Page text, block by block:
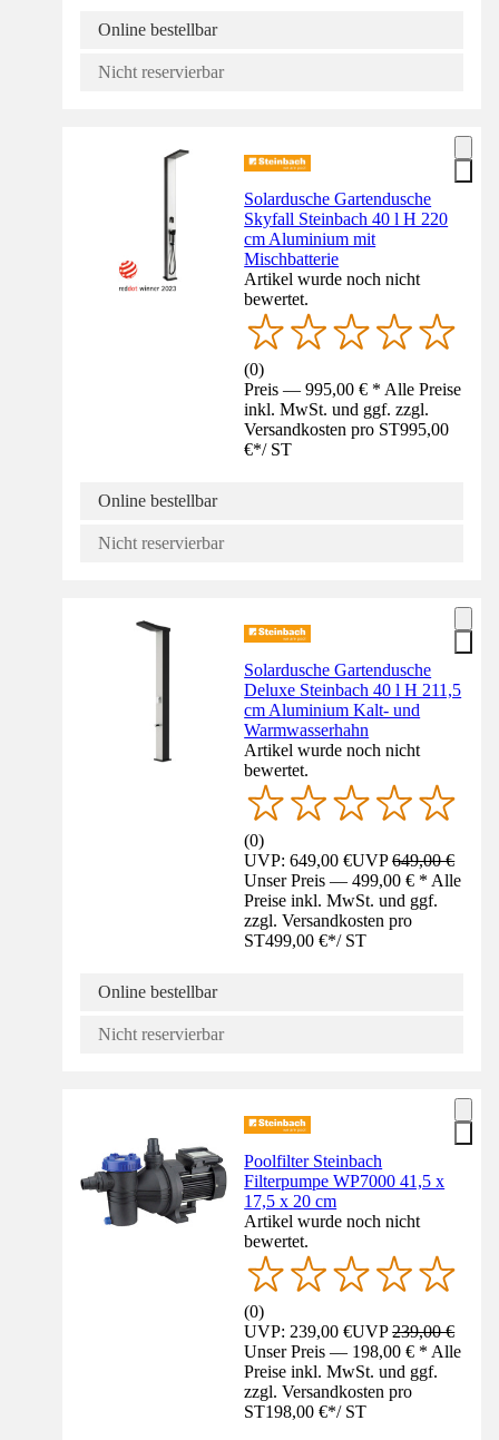
Online bestellbar
Nicht reservierbar
Solardusche Gartendusche
Skyfall Steinbach 40 l H 220
cm Aluminium mit
Mischbatterie
Artikel wurde noch nicht
bewertet.
(0)
Preis — 995,00 € * Alle Preise
inkl. MwSt. und ggf. zzgl.
Versandkosten pro ST995,00
€*/ ST
Online bestellbar
Nicht reservierbar
Solardusche Gartendusche
Deluxe Steinbach 40 l H 211,5
cm Aluminium Kalt- und
Warmwasserhahn
Artikel wurde noch nicht
bewertet.
(0)
UVP: 649,00 €UVP649,00 €
Unser Preis — 499,00 € * Alle
Preise inkl. MwSt. und ggf.
zzgl. Versandkosten pro
ST499,00 €*/ ST
Online bestellbar
Nicht reservierbar
Poolfilter Steinbach
Filterpumpe WP7000 41,5 x
17,5 x 20 cm
Artikel wurde noch nicht
bewertet.
(0)
UVP: 239,00 €UVP239,00 €
Unser Preis — 198,00 € * Alle
Preise inkl. MwSt. und ggf.
zzgl. Versandkosten pro
ST198,00 €*/ ST